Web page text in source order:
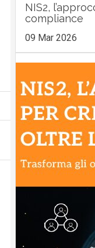
NIS2,
compliance
09 Mar 2026